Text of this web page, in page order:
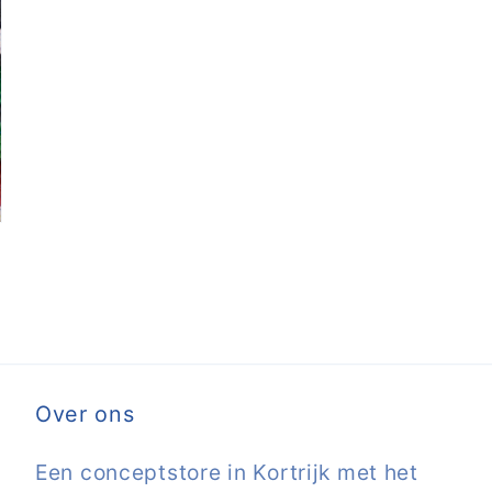
Over ons
Een conceptstore in Kortrijk met het